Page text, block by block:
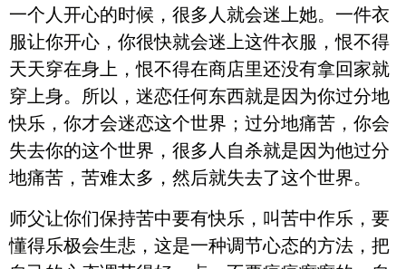
一个人开心的时候，很多人就会迷上她。一件衣
服让你开心，你很快就会迷上这件衣服，恨不得
天天穿在身上，恨不得在商店里还没有拿回家就
穿上身。所以，迷恋任何东西就是因为你过分地
快乐，你才会迷恋这个世界；过分地痛苦，你会
失去你的这个世界，很多人自杀就是因为他过分
地痛苦，苦难太多，然后就失去了这个世界。
师父让你们保持苦中要有快乐，叫苦中作乐，要
懂得乐极会生悲，这是一种调节心态的方法，把